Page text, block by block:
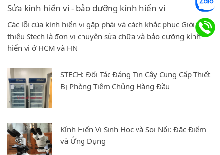
Sửa kính hiển vi - bảo dưỡng kính hiển vi
Các lỗi của kính hiển vi gặp phải và cách khắc phục Giới
thiệu Stech là đơn vị chuyên sửa chữa và bảo dưỡng kính
hiển vi ở HCM và HN
STECH: Đối Tác Đáng Tin Cậy Cung Cấp Thiết
Bị Phòng Tiêm Chủng Hàng Đầu
Kính Hiển Vi Sinh Học và Soi Nổi: Đặc Điểm
và Ứng Dụng